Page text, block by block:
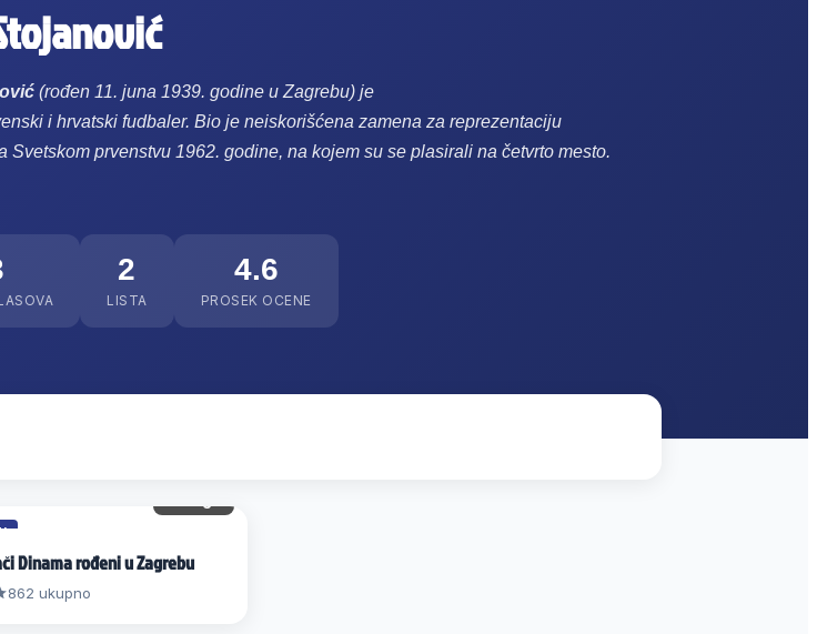
(rođen 11. juna 1939. godine u Zagrebu) je
i hrvatski fudbaler. Bio je neiskorišćena zamena za reprezentaciju
Svetskom prvenstvu 1962. godine, na kojem su se plasirali na četvrto mesto.
2
LISTA
4.6
PROSEK OCENE
Dinama rođeni u Zagrebu
862 ukupno